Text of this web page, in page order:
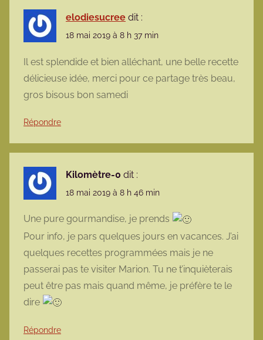
elodiesucree dit :
18 mai 2019 à 8 h 37 min
Il est splendide et bien alléchant, une belle recette
délicieuse idée, merci pour ce partage très beau,
gros bisous bon samedi
Répondre
Kilomètre-0 dit :
18 mai 2019 à 8 h 46 min
Une pure gourmandise, je prends
Pour info, je pars quelques jours en vacances. J’ai
quelques recettes programmées mais je ne
passerai pas te visiter Marion. Tu ne t’inquièterais
peut être pas mais quand même, je préfère te le
dire
Répondre